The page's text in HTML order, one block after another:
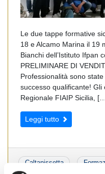
Le due tappe formative
18 e Alcamo Marina il 19
Bianchi dell’Istituto Ifpan
PRELIMINARE DI
Professionalità sono
successo qualificante!
Regionale FIAIP Sicilia,
Leggi tutto
Caltanissetta